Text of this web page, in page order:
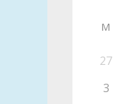
M
27
3